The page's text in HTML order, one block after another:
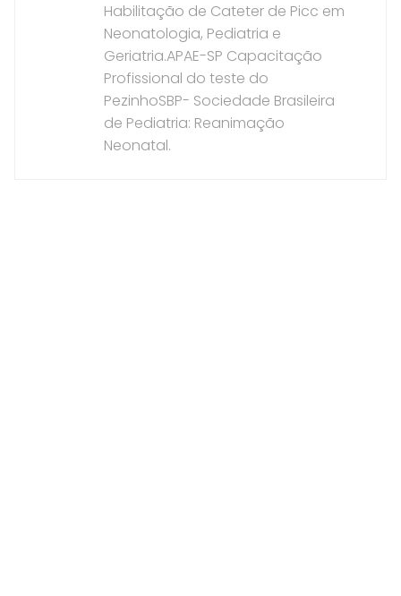
Habilitação de Cateter de Picc em
Neonatologia, Pediatria e
Geriatria.APAE-SP Capacitação
Profissional do teste do
PezinhoSBP- Sociedade Brasileira
de Pediatria: Reanimação
Neonatal.